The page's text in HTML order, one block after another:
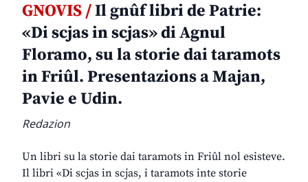
GNOVIS /Il gnûf libri de Patrie:
«Di scjas in scjas» di Agnul
Floramo, su la storie dai taramots
in Friûl. Presentazions a Majan,
Pavie e Udin.
Redazion
Un libri su la storie dai taramots in Friûl nol esisteve.
Il libri «Di scjas in scjas, i taramots inte storie